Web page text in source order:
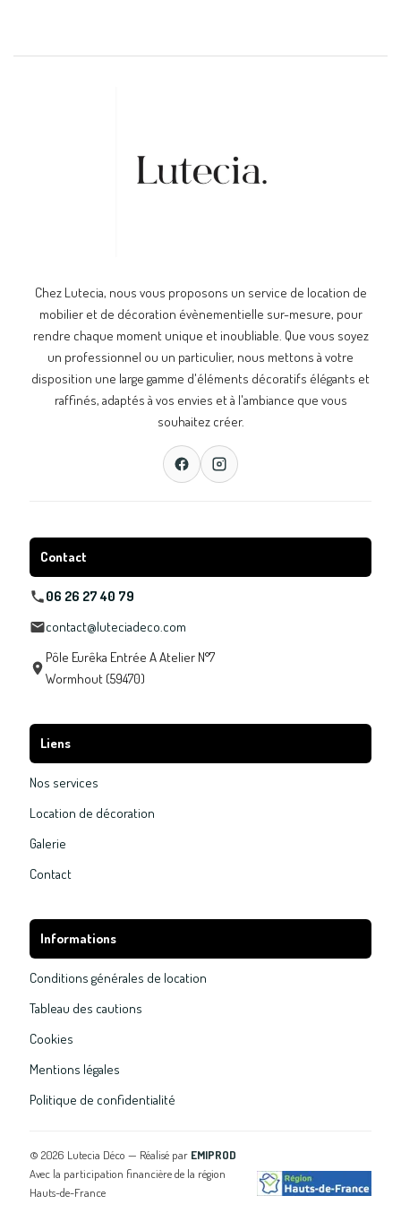
Chez Lutecia, nous vous proposons un service de location de
mobilier et de décoration évènementielle sur-mesure, pour
rendre chaque moment unique et inoubliable. Que vous soyez
un professionnel ou un particulier, nous mettons à votre
disposition une large gamme d'éléments décoratifs élégants et
raffinés, adaptés à vos envies et à l'ambiance que vous
souhaitez créer.
Contact
06 26 27 40 79
contact@luteciadeco.com
Pôle Eurêka Entrée A Atelier N°7
Wormhout (59470)
Liens
Nos services
Location de décoration
Galerie
Contact
Informations
Conditions générales de location
Tableau des cautions
Cookies
Mentions légales
Politique de confidentialité
© 2026 Lutecia Déco — Réalisé par EMIPROD
Avec la participation financière de la région
Hauts-de-France